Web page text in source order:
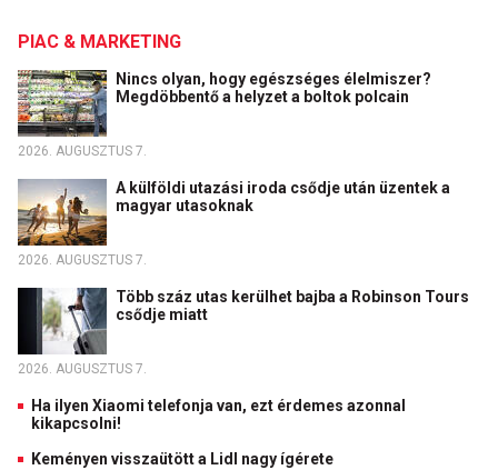
PIAC & MARKETING
Nincs olyan, hogy egészséges élelmiszer?
Megdöbbentő a helyzet a boltok polcain
2026. AUGUSZTUS 7.
A külföldi utazási iroda csődje után üzentek a
magyar utasoknak
2026. AUGUSZTUS 7.
Több száz utas kerülhet bajba a Robinson Tours
csődje miatt
2026. AUGUSZTUS 7.
Ha ilyen Xiaomi telefonja van, ezt érdemes azonnal
kikapcsolni!
Keményen visszaütött a Lidl nagy ígérete